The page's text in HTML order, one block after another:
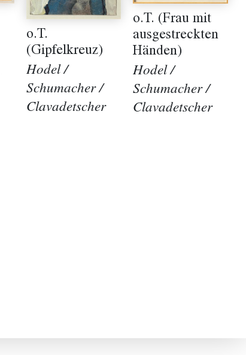
o.T.
(Gipfelkreuz)
Hodel /
Schumacher /
Clavadetscher
o.T. (Frau mit
ausgestreckten
Händen)
Hodel /
Schumacher /
Clavadetscher